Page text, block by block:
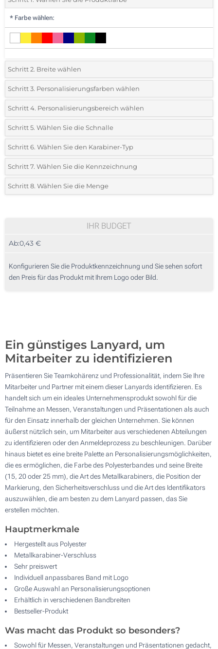
* Farbe wählen:
Schritt 2. Breite wählen
*Breite des Bandes wählen:
15mm
25mm
Schritt 3. Personalisierungsfarben wählen
*Wählen Sie die Druck- und Farbtechniken für Ihr Logo:
1-farbiger Druck
2-farbiger Druck
4-farbiger Druck
Schritt 4. Personalisierungsbereich wählen
*Wo möchten Sie Ihr Logo drucken?:
1 Seite
2 Seiten
Schritt 5. Wählen Sie die Schnalle
*Lassen Sie uns wissen, ob Sie eine Schnalle hinzufügen möchten:
Ohne Schnalle
Mit Schnalle
Schritt 6. Wählen Sie den Karabiner-Typ
Standard-Metall-Karabiner
Karabiner als Clip
Karabiner mit Krokodil-Verschluss
Karabiner Kombi
Schritt 7. Wählen Sie die Kennzeichnung
Ohne Kennzeichnung
9.4 x 6.1 cm
10.6 x 6.7 cm
8.7 x 5.3 cm
Schritt 8. Wählen Sie die Menge
200
500
1000
IHR BUDGET
Ab:0,43 €
Konfigurieren Sie die Produktkennzeichnung und Sie sehen sofort
den Preis für das Produkt mit Ihrem Logo oder Bild.
Ein günstiges Lanyard, um
Mitarbeiter zu identifizieren
Präsentieren Sie Teamkohärenz und Professionalität, indem Sie Ihre
Mitarbeiter und Partner mit einem dieser Lanyards identifizieren. Es
handelt sich um ein ideales Unternehmensprodukt sowohl für die
Teilnahme an Messen, Veranstaltungen und Präsentationen als auch
für den Einsatz innerhalb der gleichen Unternehmen. Sie können
äußerst nützlich sein, um Mitarbeiter aus verschiedenen Abteilungen
zu identifizieren oder den Anmeldeprozess zu beschleunigen. Darüber
hinaus bietet es eine breite Palette an Personalisierungsmöglichkeiten,
die es ermöglichen, die Farbe des Polyesterbandes und seine Breite
(15, 20 oder 25 mm), die Art des Metallkarabiners, die Position der
Markierung, den Sicherheitsverschluss und die Art des Identifikators
auszuwählen, die am besten zu dem Lanyard passen, das Sie
erstellen möchten.
Hauptmerkmale
Hergestellt aus Polyester
Metallkarabiner-Verschluss
Sehr preiswert
Individuell anpassbares Band mit Logo
Große Auswahl an Personalisierungsoptionen
Erhältlich in verschiedenen Bandbreiten
Bestseller-Produkt
Was macht das Produkt so besonders?
Sowohl für Messen, Veranstaltungen und Präsentationen gedacht,